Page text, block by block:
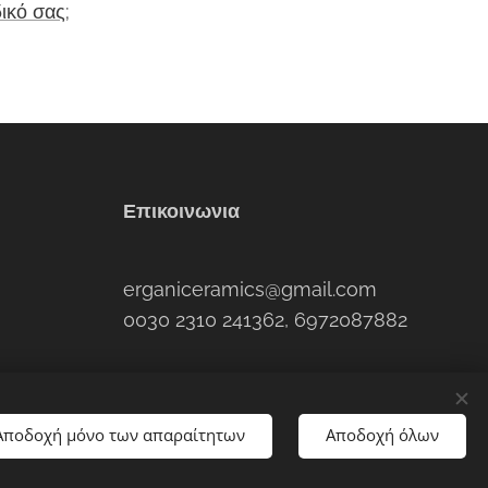
σας;
Επικοινωνια
erganiceramics@gmail.com
0030 2310 241362, 6972087882
μόνο των απαραίτητων Αποδοχή όλων